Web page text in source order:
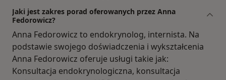
Jaki jest zakres porad oferowanych przez Anna
Fedorowicz?
Anna Fedorowicz to endokrynolog, internista. Na
podstawie swojego doświadczenia i wykształcenia
Anna Fedorowicz oferuje usługi takie jak:
Konsultacja endokrynologiczna, konsultacja